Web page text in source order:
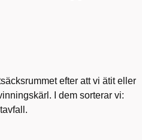
efter att vi ätit eller
I dem sorterar vi: